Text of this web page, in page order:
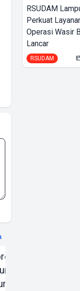
dan DPRD
Raperda
RSUDAM
Perkuat
Operasi Wasir
Lancar
RSUDAM